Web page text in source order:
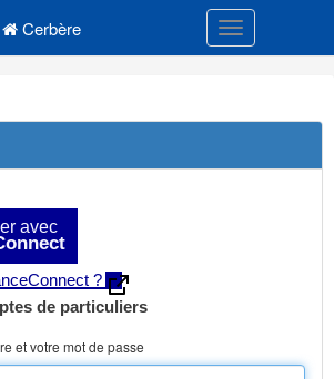
Cerbère Toggle
avec
?
de particuliers
et votre mot de passe